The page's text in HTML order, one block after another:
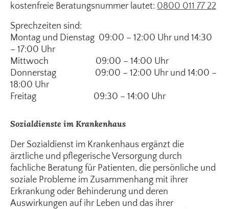
kostenfreie Beratungsnummer lautet: 0800 011 77 22
Sprechzeiten sind:
Montag und Dienstag 09:00 – 12:00 Uhr und 14:30
– 17:00 Uhr
Mittwoch 09:00 – 14:00 Uhr
Donnerstag 09:00 – 12:00 Uhr und 14:00 –
18:00 Uhr
Freitag 09:30 – 14:00 Uhr
Sozialdienste im Krankenhaus
Der Sozialdienst im Krankenhaus ergänzt die
ärztliche und pflegerische Versorgung durch
fachliche Beratung für Patienten, die persönliche und
soziale Probleme im Zusammenhang mit ihrer
Erkrankung oder Behinderung und deren
Auswirkungen auf ihr Leben und das ihrer